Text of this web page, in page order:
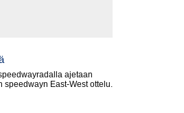
ajetaan
East-West ottelu.